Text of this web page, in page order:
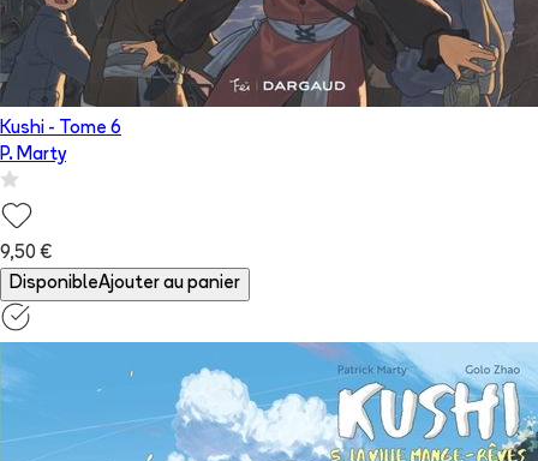
Kushi - Tome 6
P. Marty
9,50 €
DisponibleAjouter au panier